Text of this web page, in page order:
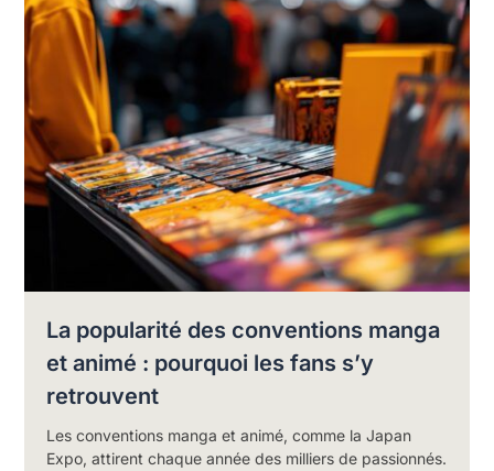
La popularité des conventions manga
et animé : pourquoi les fans s’y
retrouvent
Les conventions manga et animé, comme la Japan
Expo, attirent chaque année des milliers de passionnés.